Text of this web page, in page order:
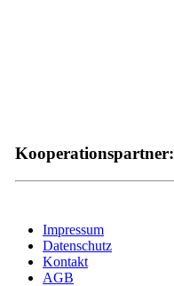
Kooperationspartner:
Impressum
Datenschutz
Kontakt
AGB